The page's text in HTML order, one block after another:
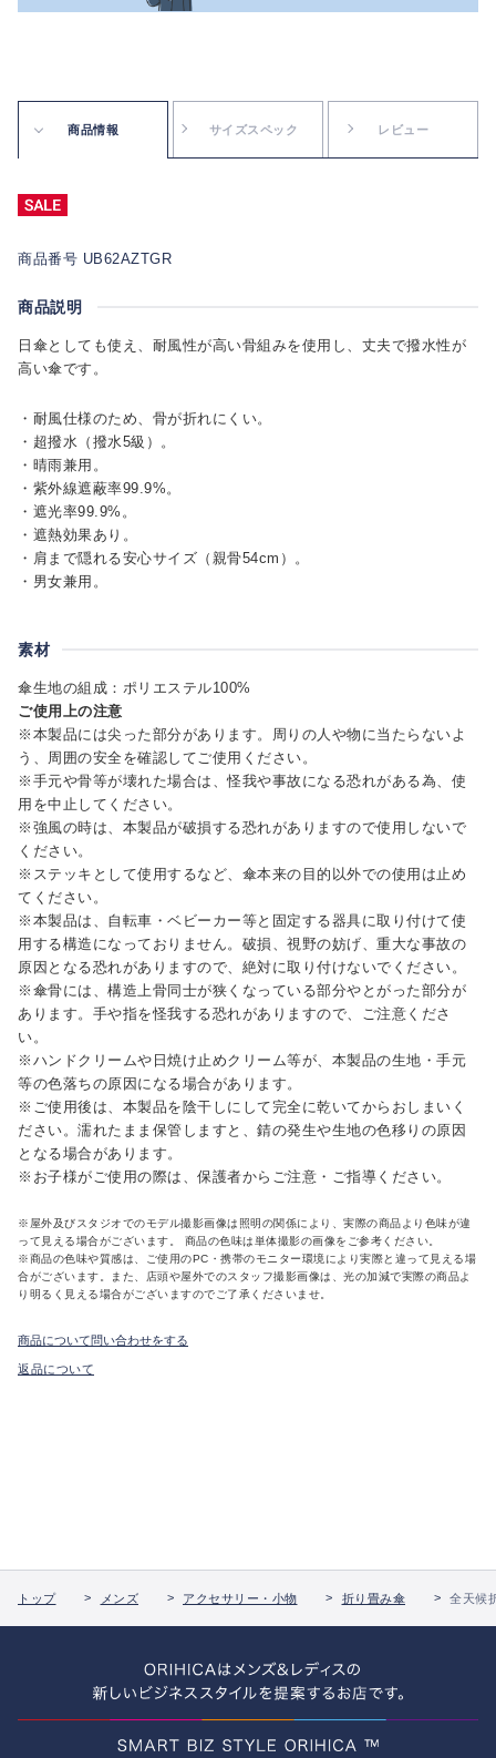
商品情報 サイズスペック レビュー
商品番号 UB62AZTGR
商品説明
日傘としても使え、耐風性が高い骨組みを使用し、丈夫で撥水性が
高い傘です。
・耐風仕様のため、骨が折れにくい。
・超撥水（撥水5級）。
・晴雨兼用。
・紫外線遮蔽率99.9%。
・遮光率99.9%。
・遮熱効果あり。
・肩まで隠れる安心サイズ（親骨54cm）。
・男女兼用。
素材
傘生地の組成：ポリエステル100%
ご使用上の注意
※本製品には尖った部分があります。周りの人や物に当たらないよ
う、周囲の安全を確認してご使用ください。
※手元や骨等が壊れた場合は、怪我や事故になる恐れがある為、使
用を中止してください。
※強風の時は、本製品が破損する恐れがありますので使用しないで
ください。
※ステッキとして使用するなど、傘本来の目的以外での使用は止め
てください。
※本製品は、自転車・ベビーカー等と固定する器具に取り付けて使
用する構造になっておりません。破損、視野の妨げ、重大な事故の
原因となる恐れがありますので、絶対に取り付けないでください。
※傘骨には、構造上骨同士が狭くなっている部分やとがった部分が
あります。手や指を怪我する恐れがありますので、ご注意くださ
い。
※ハンドクリームや日焼け止めクリーム等が、本製品の生地・手元
等の色落ちの原因になる場合があります。
※ご使用後は、本製品を陰干しにして完全に乾いてからおしまいく
ださい。濡れたまま保管しますと、錆の発生や生地の色移りの原因
となる場合があります。
※お子様がご使用の際は、保護者からご注意・ご指導ください。
※屋外及びスタジオでのモデル撮影画像は照明の関係により、実際の商品より色味が違
って見える場合がございます。 商品の色味は単体撮影の画像をご参考ください。
※商品の色味や質感は、ご使用のPC・携帯のモニター環境により実際と違って見える場
合がございます。また、店頭や屋外でのスタッフ撮影画像は、光の加減で実際の商品よ
り明るく見える場合がございますのでご了承くださいませ。
商品について問い合わせをする
返品について
トップ メンズ アクセサリー・小物 折り畳み傘 全天候